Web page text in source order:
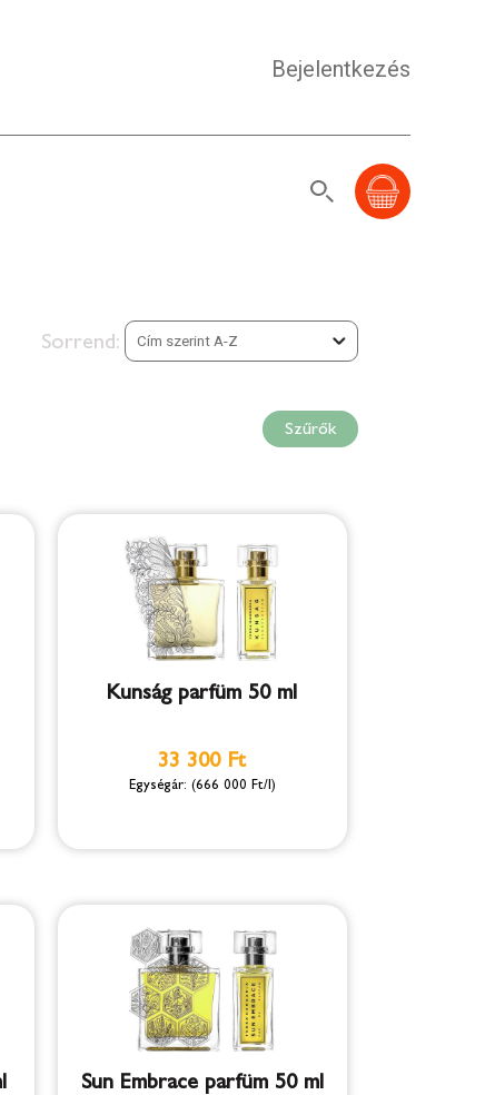
Bejelentkezés
Szűrők
Sorrend:
Kunság parfüm 50 ml
33 300 Ft
(666 000 Ft/l)
Sun Embrace parfüm 50 ml